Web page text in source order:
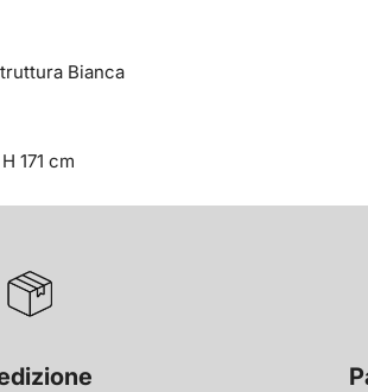
Bianca
171 cm